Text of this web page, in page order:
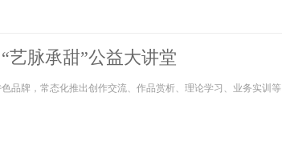
艺脉承甜”公益大讲堂
品牌，常态化推出创作交流、作品赏析、理论学习、业务实训等